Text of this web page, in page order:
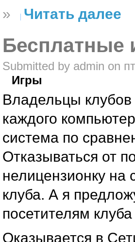
»
Читать далее
Бесплатные
Submitted by admin on
Игры
Владельцы
каждого
система по
Отказываться от
нелицензионку на
клуба. А я
посетителям
Оказывается в